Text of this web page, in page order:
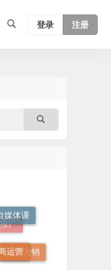
登录 注册
广
媒体课
社群营销
运营